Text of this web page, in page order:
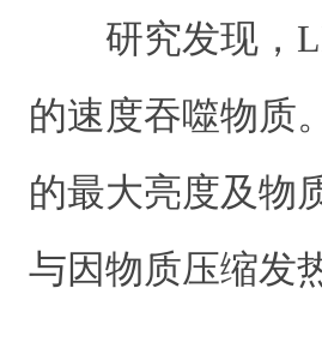
研究发现，
的速度吞噬物质
的最大亮度及物
与因物质压缩发